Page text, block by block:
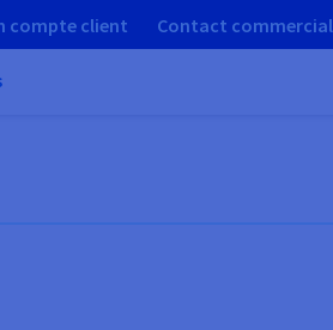
compte client Contact commercial